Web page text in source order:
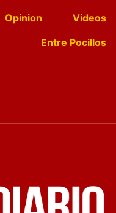
Opinion
Videos
Entre Pocillos